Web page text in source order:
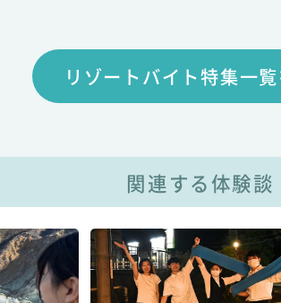
リゾートバイト特集一
関連する体験談